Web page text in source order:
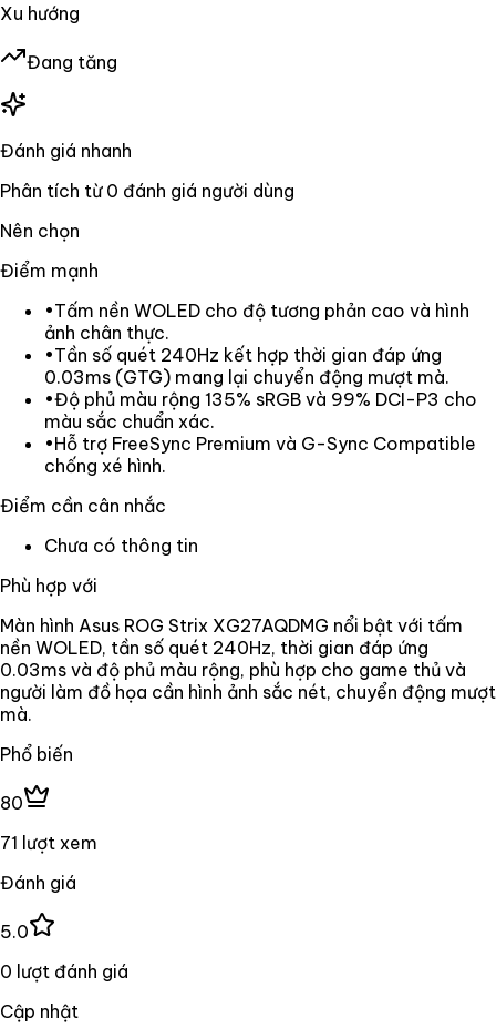
Xu hướng
Đang tăng
Đánh giá nhanh
Phân tích từ 0 đánh giá người dùng
Nên chọn
Điểm mạnh
•Tấm nền WOLED cho độ tương phản cao và hình
ảnh chân thực.
•Tần số quét 240Hz kết hợp thời gian đáp ứng
0.03ms (GTG) mang lại chuyển động mượt mà.
•Độ phủ màu rộng 135% sRGB và 99% DCI-P3 cho
màu sắc chuẩn xác.
•Hỗ trợ FreeSync Premium và G-Sync Compatible
chống xé hình.
Điểm cần cân nhắc
Chưa có thông tin
Phù hợp với
Màn hình Asus ROG Strix XG27AQDMG nổi bật với tấm
nền WOLED, tần số quét 240Hz, thời gian đáp ứng
0.03ms và độ phủ màu rộng, phù hợp cho game thủ và
người làm đồ họa cần hình ảnh sắc nét, chuyển động mượt
mà.
Phổ biến
80
71 lượt xem
Đánh giá
5.0
0 lượt đánh giá
Cập nhật